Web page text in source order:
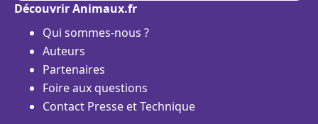
Découvrir Animaux.fr
Qui sommes-nous ?
Auteurs
Partenaires
Foire aux questions
Contact Presse et Technique